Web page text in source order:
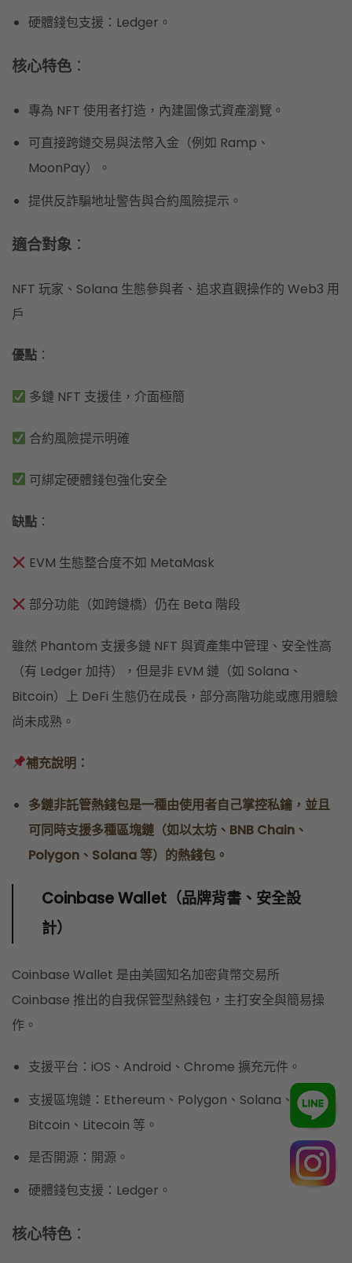
硬體錢包支援：Ledger。
核心特色 ：
專為 NFT 使用者打造，內建圖像式資產瀏覽。
可直接跨鏈交易與法幣入金（例如 Ramp、
MoonPay）。
提供反詐騙地址警告與合約風險提示。
適合對象 ：
NFT 玩家、Solana 生態參與者、追求直觀操作的 Web3 用
戶
優點 ：
多鏈 NFT 支援佳，介面極簡
合約風險提示明確
可綁定硬體錢包強化安全
缺點 ：
EVM 生態整合度不如 MetaMask
部分功能（如跨鏈橋）仍在 Beta 階段
雖然 Phantom 支援多鏈 NFT 與資產集中管理、安全性高
（有 Ledger 加持），但是非 EVM 鏈（如 Solana、
Bitcoin）上 DeFi 生態仍在成長，部分高階功能或應用體驗
尚未成熟。
補充說明：
多鏈非託管熱錢包是一種由使用者自己掌控私鑰，並且
可同時支援多種區塊鏈（如以太坊、BNB Chain、
Polygon、Solana 等）的熱錢包。
Coinbase Wallet（品牌背書、安全設
計）
Coinbase Wallet 是由美國知名加密貨幣交易所
Coinbase 推出的自我保管型熱錢包，主打安全與簡易操
作。
支援平台：iOS、Android、Chrome 擴充元件。
支援區塊鏈：Ethereum、Polygon、Solana、
Bitcoin、Litecoin 等。
是否開源：開源。
硬體錢包支援：Ledger。
核心特色 ：